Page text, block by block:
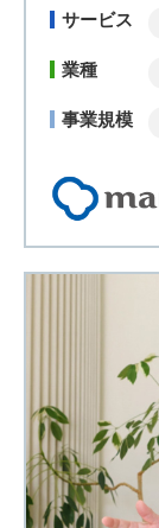
サービス
業種
事業規模